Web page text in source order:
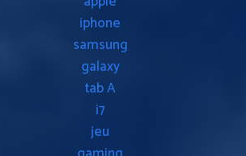
iphone
samsung
galaxy
tab A
i7
jeu